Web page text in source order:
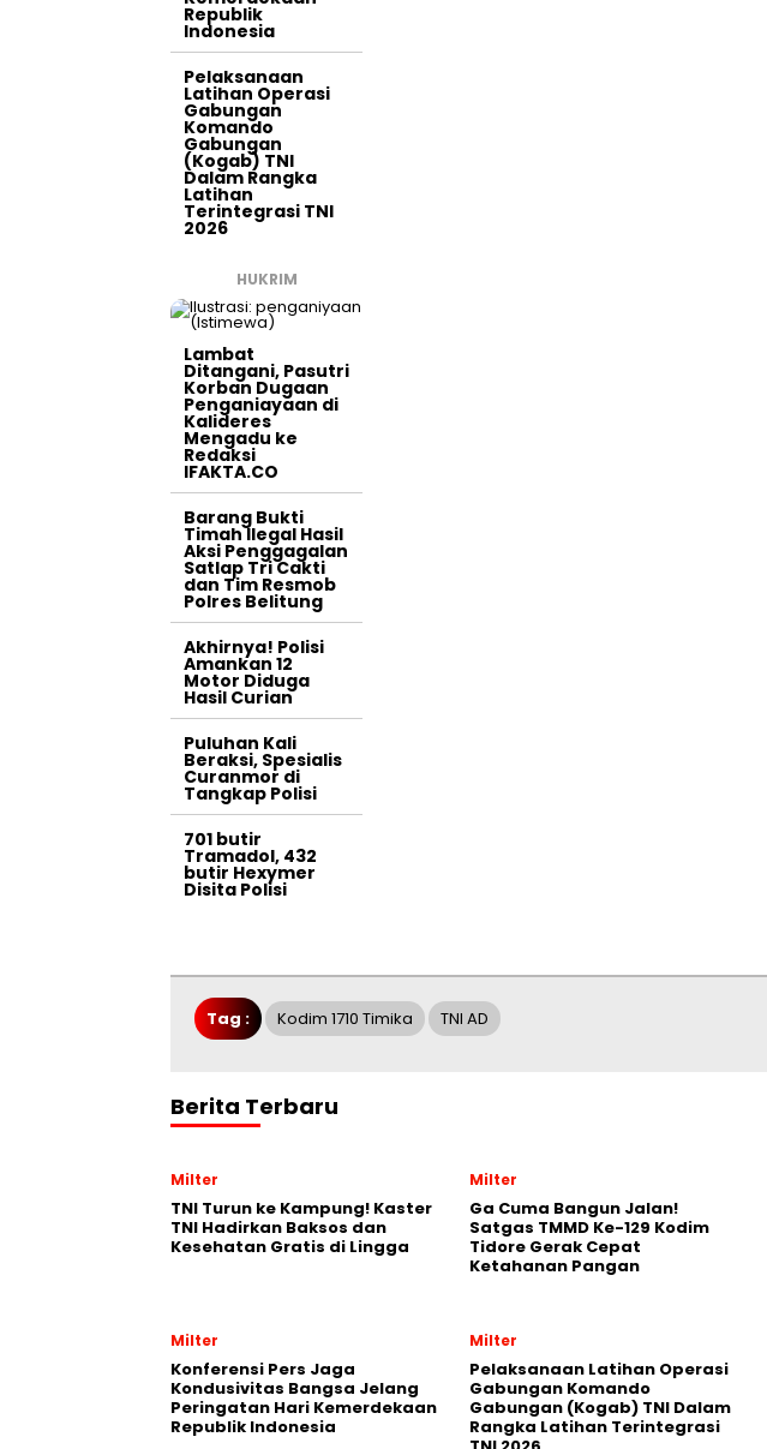
Republik
Indonesia
Pelaksanaan
Latihan Operasi
Gabungan
Komando
Gabungan
(Kogab) TNI
Dalam Rangka
Latihan
Terintegrasi TNI
2026
HUKRIM
Lambat
Ditangani, Pasutri
Korban Dugaan
Penganiayaan di
Kalideres
Mengadu ke
Redaksi
IFAKTA.CO
Barang Bukti
Timah Ilegal Hasil
Aksi Penggagalan
Satlap Tri Cakti
dan Tim Resmob
Polres Belitung
Akhirnya! Polisi
Amankan 12
Motor Diduga
Hasil Curian
Puluhan Kali
Beraksi, Spesialis
Curanmor di
Tangkap Polisi
701 butir
Tramadol, 432
butir Hexymer
Disita Polisi
Tag : Kodim 1710 Timika TNI AD
Berita Terbaru
Milter
TNI Turun ke Kampung! Kaster
TNI Hadirkan Baksos dan
Kesehatan Gratis di Lingga
Milter
Ga Cuma Bangun Jalan!
Satgas TMMD Ke-129 Kodim
Tidore Gerak Cepat
Ketahanan Pangan
Milter
Konferensi Pers Jaga
Kondusivitas Bangsa Jelang
Peringatan Hari Kemerdekaan
Republik Indonesia
Milter
Pelaksanaan Latihan Operasi
Gabungan Komando
Gabungan (Kogab) TNI Dalam
Rangka Latihan Terintegrasi